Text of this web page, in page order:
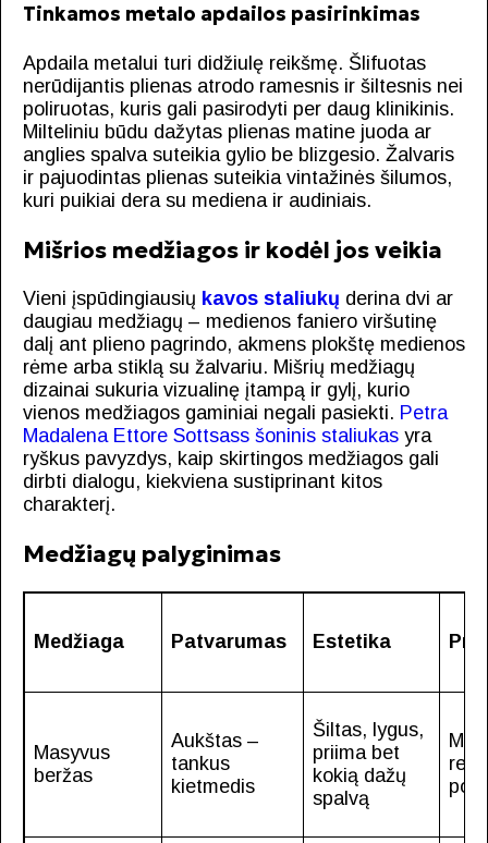
Tinkamos metalo apdailos pasirinkimas
Apdaila metalui turi didžiulę reikšmę. Šlifuotas
nerūdijantis plienas atrodo ramesnis ir šiltesnis nei
poliruotas, kuris gali pasirodyti per daug klinikinis.
Milteliniu būdu dažytas plienas matine juoda ar
anglies spalva suteikia gylio be blizgesio. Žalvaris
ir pajuodintas plienas suteikia vintažinės šilumos,
kuri puikiai dera su mediena ir audiniais.
Mišrios medžiagos ir kodėl jos veikia
Vieni įspūdingiausių kavos staliukų derina dvi ar
daugiau medžiagų – medienos faniero viršutinę
dalį ant plieno pagrindo, akmens plokštę medienos
rėme arba stiklą su žalvariu. Mišrių medžiagų
dizainai sukuria vizualinę įtampą ir gylį, kurio
vienos medžiagos gaminiai negali pasiekti. Petra
Madalena Ettore Sottsass šoninis staliukas yra
ryškus pavyzdys, kaip skirtingos medžiagos gali
dirbti dialogu, kiekviena sustiprinant kitos
charakterį.
Medžiagų palyginimas
Medžiaga Patvarumas Estetika
Masyvus
beržas
Aukštas –
tankus
kietmedis
Šiltas, lygus,
priima bet
kokią dažų
spalvą